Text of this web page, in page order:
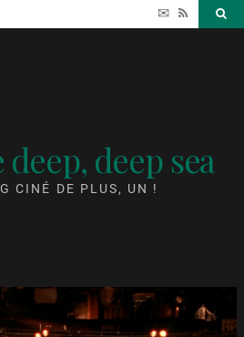
✉ RSS
deep sea
CINÉ DE PLUS, UN !